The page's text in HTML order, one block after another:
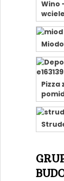
Wino
Pizza